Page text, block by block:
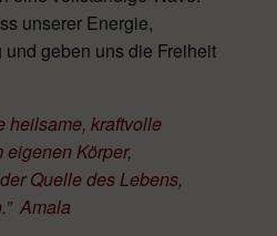
unserer Energie,
geben uns die Freiheit
heilsame, kraftvolle
Körper,
Quelle des Lebens,
Amala